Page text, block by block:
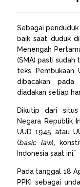
Sebagai
baik saat duduk
Menengah
(SMA) pasti sudah
teks Pembukaan
dibacakan pada
diadakan setiap
Dikutip dari situs
Negara Republik
UUD 1945 atau
(basic law),
Indonesia saat ini.”
Pada tanggal 18
PPKI sebagai